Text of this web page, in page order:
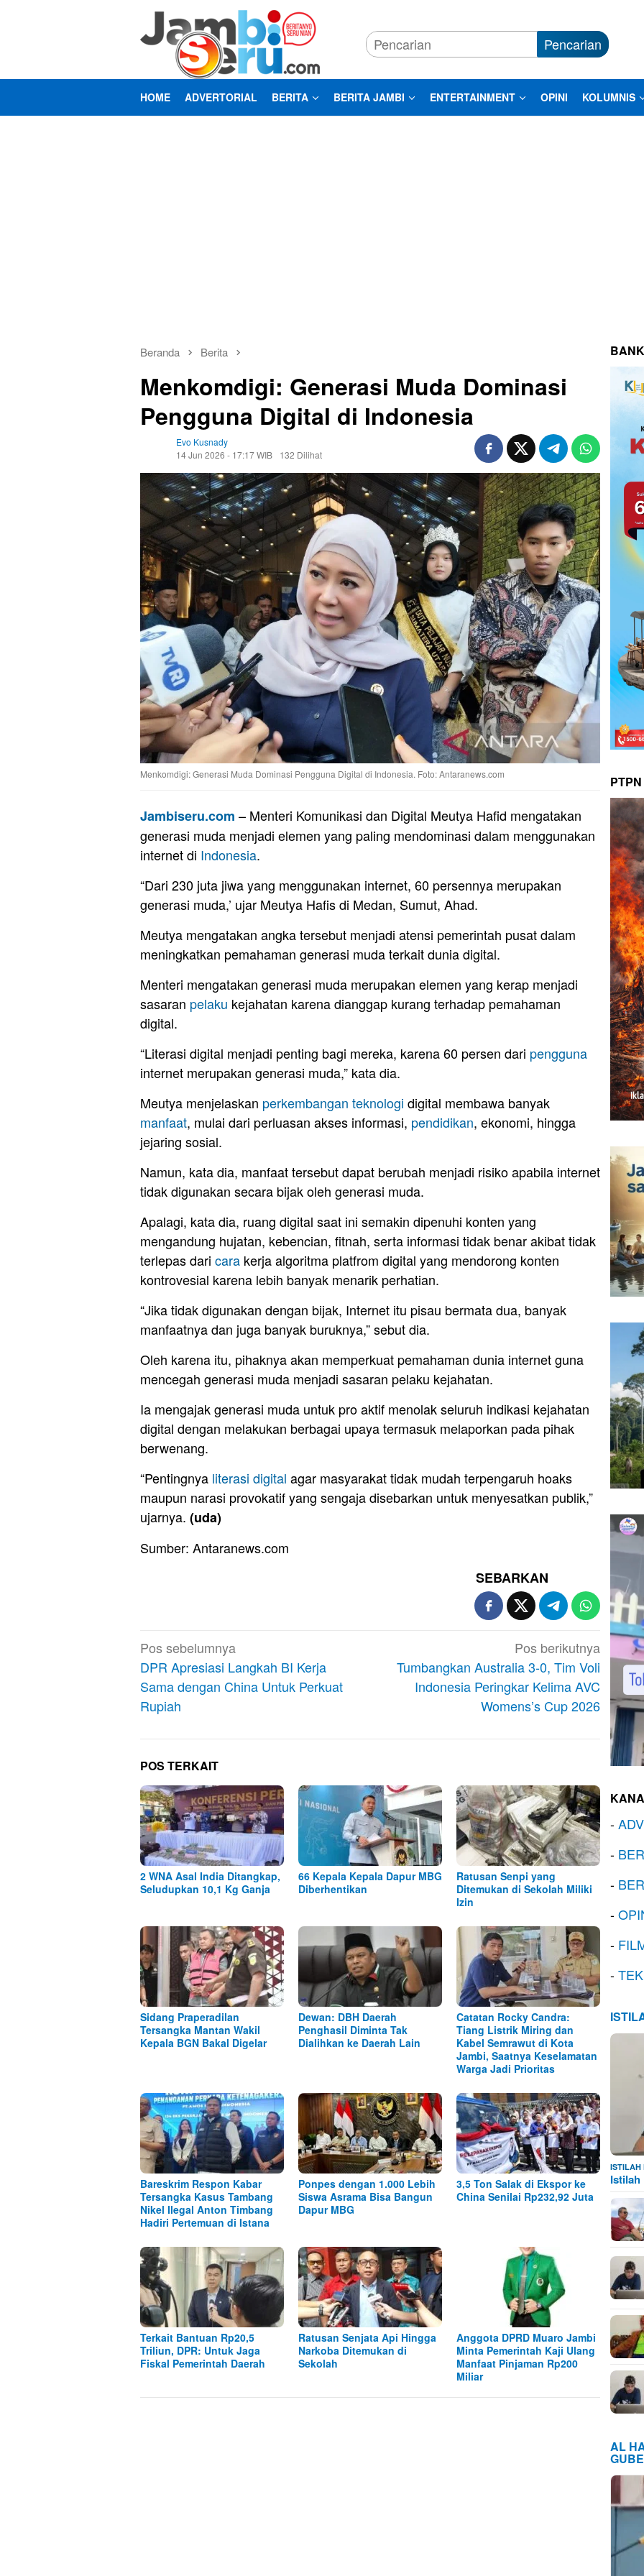
Pencarian
HOME ADVERTORIAL BERITA BERITA JAMBI ENTERTAINMENT OPINI KOLUMNIS
Beranda Berita
Menkomdigi: Generasi Muda Dominasi
Pengguna Digital di Indonesia
Evo Kusnady
14 Jun 2026 - 17:17 WIB
132 Dilihat
Menkomdigi: Generasi Muda Dominasi Pengguna Digital di Indonesia. Foto: Antaranews.com
Jambiseru.com – Menteri Komunikasi dan Digital Meutya Hafid mengatakan
generasi muda menjadi elemen yang paling mendominasi dalam menggunakan
internet di Indonesia.
“Dari 230 juta jiwa yang menggunakan internet, 60 persennya merupakan
generasi muda,’ ujar Meutya Hafis di Medan, Sumut, Ahad.
Meutya mengatakan angka tersebut menjadi atensi pemerintah pusat dalam
meningkatkan pemahaman generasi muda terkait dunia digital.
Menteri mengatakan generasi muda merupakan elemen yang kerap menjadi
sasaran pelaku kejahatan karena dianggap kurang terhadap pemahaman
digital.
“Literasi digital menjadi penting bagi mereka, karena 60 persen dari pengguna
internet merupakan generasi muda,” kata dia.
Meutya menjelaskan perkembangan teknologi digital membawa banyak
manfaat, mulai dari perluasan akses informasi, pendidikan, ekonomi, hingga
jejaring sosial.
Namun, kata dia, manfaat tersebut dapat berubah menjadi risiko apabila internet
tidak digunakan secara bijak oleh generasi muda.
Apalagi, kata dia, ruang digital saat ini semakin dipenuhi konten yang
mengandung hujatan, kebencian, fitnah, serta informasi tidak benar akibat tidak
terlepas dari cara kerja algoritma platfrom digital yang mendorong konten
kontrovesial karena lebih banyak menarik perhatian.
“Jika tidak digunakan dengan bijak, Internet itu pisau bermata dua, banyak
manfaatnya dan juga banyak buruknya,” sebut dia.
Oleh karena itu, pihaknya akan memperkuat pemahaman dunia internet guna
mencegah generasi muda menjadi sasaran pelaku kejahatan.
Ia mengajak generasi muda untuk pro aktif menolak seluruh indikasi kejahatan
digital dengan melakukan berbagai upaya termasuk melaporkan pada pihak
berwenang.
“Pentingnya literasi digital agar masyarakat tidak mudah terpengaruh hoaks
maupun narasi provokatif yang sengaja disebarkan untuk menyesatkan publik,”
ujarnya. (uda)
Sumber: Antaranews.com
SEBARKAN
Navigasi
pos
Pos sebelumnya
DPR Apresiasi Langkah BI Kerja
Sama dengan China Untuk Perkuat
Rupiah
Pos berikutnya
Tumbangkan Australia 3-0, Tim Voli
Indonesia Peringkar Kelima AVC
Womens’s Cup 2026
POS TERKAIT
2 WNA Asal India Ditangkap,
Seludupkan 10,1 Kg Ganja
66 Kepala Kepala Dapur MBG
Diberhentikan
Ratusan Senpi yang
Ditemukan di Sekolah Miliki
Izin
Sidang Praperadilan
Tersangka Mantan Wakil
Kepala BGN Bakal Digelar
Dewan: DBH Daerah
Penghasil Diminta Tak
Dialihkan ke Daerah Lain
Catatan Rocky Candra:
Tiang Listrik Miring dan
Kabel Semrawut di Kota
Jambi, Saatnya Keselamatan
Warga Jadi Prioritas
Bareskrim Respon Kabar
Tersangka Kasus Tambang
Nikel Ilegal Anton Timbang
Hadiri Pertemuan di Istana
Ponpes dengan 1.000 Lebih
Siswa Asrama Bisa Bangun
Dapur MBG
3,5 Ton Salak di Ekspor ke
China Senilai Rp232,92 Juta
Terkait Bantuan Rp20,5
Triliun, DPR: Untuk Jaga
Fiskal Pemerintah Daerah
Ratusan Senjata Api Hingga
Narkoba Ditemukan di
Sekolah
Anggota DPRD Muaro Jambi
Minta Pemerintah Kaji Ulang
Manfaat Pinjaman Rp200
Miliar
-
-
-
-
-
-
ISTILAH
Istilah
AL